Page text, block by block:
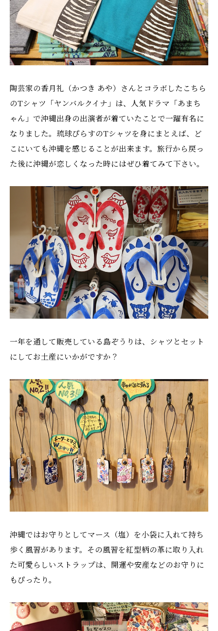
陶芸家の香月礼（かつき あや）さんとコラボしたこちら
のTシャツ「ヤンバルクイナ」は、人気ドラマ「あまち
ゃん」で沖縄出身の出演者が着ていたことで一躍有名に
なりました。琉球ぴらすのTシャツを身にまとえば、ど
こにいても沖縄を感じることが出来ます。旅行から戻っ
た後に沖縄が恋しくなった時にはぜひ着てみて下さい。
一年を通して販売している島ぞうりは、シャツとセット
にしてお土産にいかがですか？
沖縄ではお守りとしてマース（塩）を小袋に入れて持ち
歩く風習があります。その風習を紅型柄の革に取り入れ
た可愛らしいストラップは、開運や安産などのお守りに
もぴったり。